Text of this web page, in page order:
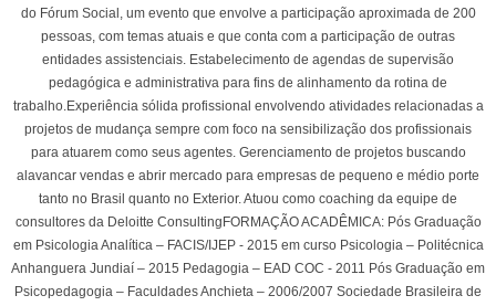
do Fórum Social, um evento que envolve a participação aproximada de 200
pessoas, com temas atuais e que conta com a participação de outras
entidades assistenciais. Estabelecimento de agendas de supervisão
pedagógica e administrativa para fins de alinhamento da rotina de
trabalho.Experiência sólida profissional envolvendo atividades relacionadas a
projetos de mudança sempre com foco na sensibilização dos profissionais
para atuarem como seus agentes. Gerenciamento de projetos buscando
alavancar vendas e abrir mercado para empresas de pequeno e médio porte
tanto no Brasil quanto no Exterior. Atuou como coaching da equipe de
consultores da Deloitte ConsultingFORMAÇÃO ACADÊMICA: Pós Graduação
em Psicologia Analítica – FACIS/IJEP - 2015 em curso Psicologia – Politécnica
Anhanguera Jundiaí – 2015 Pedagogia – EAD COC - 2011 Pós Graduação em
Psicopedagogia – Faculdades Anchieta – 2006/2007 Sociedade Brasileira de